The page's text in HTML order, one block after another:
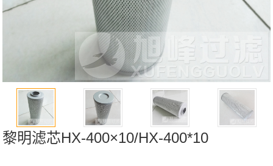
黎明滤芯HX-400×10/HX-400*10